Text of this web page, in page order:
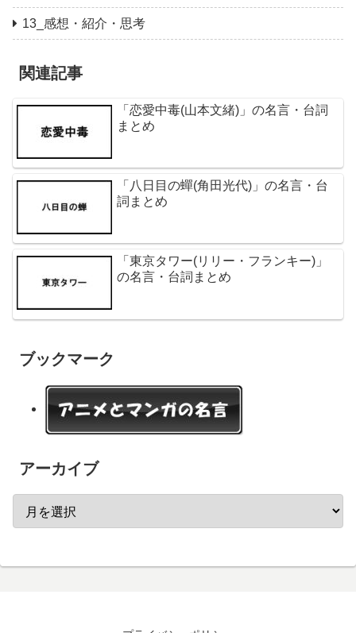
13_感想・紹介・思考
関連記事
「恋愛中毒(山本文緒)」の名言・台詞
まとめ
「八日目の蟬(角田光代)」の名言・台
詞まとめ
「東京タワー(リリー・フランキー)」
の名言・台詞まとめ
ブックマーク
アーカイブ